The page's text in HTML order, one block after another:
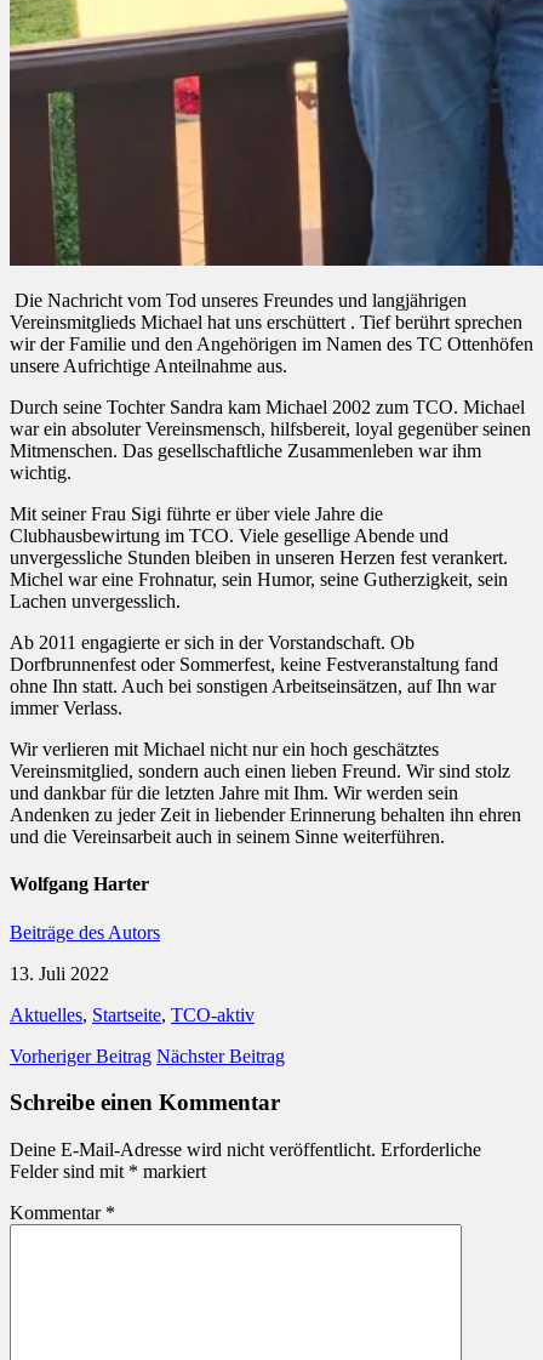
Die Nachricht vom Tod unseres Freundes und langjährigen
Vereinsmitglieds Michael hat uns erschüttert . Tief berührt sprechen
wir der Familie und den Angehörigen im Namen des TC Ottenhöfen
unsere Aufrichtige Anteilnahme aus.
Durch seine Tochter Sandra kam Michael 2002 zum TCO. Michael
war ein absoluter Vereinsmensch, hilfsbereit, loyal gegenüber seinen
Mitmenschen. Das gesellschaftliche Zusammenleben war ihm
wichtig.
Mit seiner Frau Sigi führte er über viele Jahre die
Clubhausbewirtung im TCO. Viele gesellige Abende und
unvergessliche Stunden bleiben in unseren Herzen fest verankert.
Michel war eine Frohnatur, sein Humor, seine Gutherzigkeit, sein
Lachen unvergesslich.
Ab 2011 engagierte er sich in der Vorstandschaft. Ob
Dorfbrunnenfest oder Sommerfest, keine Festveranstaltung fand
ohne Ihn statt. Auch bei sonstigen Arbeitseinsätzen, auf Ihn war
immer Verlass.
Wir verlieren mit Michael nicht nur ein hoch geschätztes
Vereinsmitglied, sondern auch einen lieben Freund. Wir sind stolz
und dankbar für die letzten Jahre mit Ihm. Wir werden sein
Andenken zu jeder Zeit in liebender Erinnerung behalten ihn ehren
und die Vereinsarbeit auch in seinem Sinne weiterführen.
Wolfgang Harter
Beiträge des Autors
13. Juli 2022
Aktuelles, Startseite, TCO-aktiv
Vorheriger Beitrag Nächster Beitrag
Schreibe einen Kommentar
Deine E-Mail-Adresse wird nicht veröffentlicht. Erforderliche
Felder sind mit * markiert
Kommentar *